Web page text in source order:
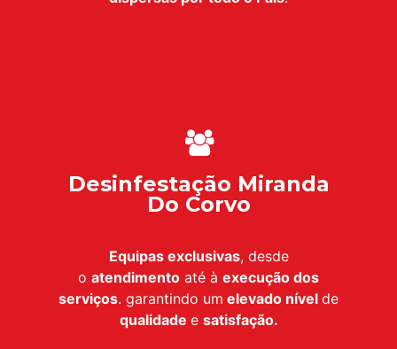
Desinfestação Miranda
Do Corvo
Equipas exclusivas, desde
o atendimento até à execução dos
serviços. garantindo um elevado nível de
qualidade e satisfação.